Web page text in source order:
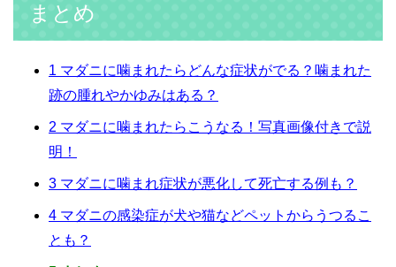
まとめ
1 マダニに噛まれたらどんな症状がでる？噛まれた
跡の腫れやかゆみはある？
2 マダニに噛まれたらこうなる！写真画像付きで説
明！
3 マダニに噛まれ症状が悪化して死亡する例も？
4 マダニの感染症が犬や猫などペットからうつるこ
とも？